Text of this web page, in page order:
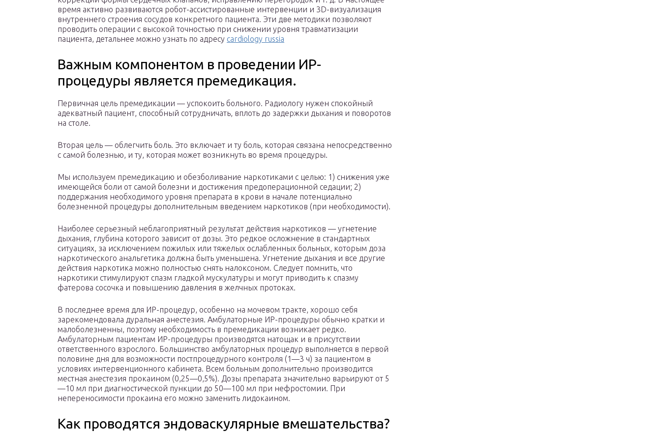
время активно развиваются робот-ассистированные интервенции и 3D-визуализация
внутреннего строения сосудов конкретного пациента. Эти две методики позволяют
проводить операции с высокой точностью при снижении уровня травматизации
пациента, детальнее можно узнать по адресу cardiology russia
Важным компонентом в проведении ИР-
процедуры является премедикация.
Первичная цель премедикации — успокоить больного. Радиологу нужен спокойный
адекватный пациент, способный сотрудничать, вплоть до задержки дыхания и поворотов
на столе.
Вторая цель — облегчить боль. Это включает и ту боль, которая связана непосредственно
с самой болезнью, и ту, которая может возникнуть во время процедуры.
Мы используем премедикацию и обезболивание наркотиками с целью: 1) снижения уже
имеющейся боли от самой болезни и достижения предоперационной седации; 2)
поддержания необходимого уровня препарата в крови в начале потенциально
болезненной процедуры дополнительным введением наркотиков (при необходимости).
Наиболее серьезный неблагоприятный результат действия наркотиков — угнетение
дыхания, глубина которого зависит от дозы. Это редкое осложнение в стандартных
ситуациях, за исключением пожилых или тяжелых ослабленных больных, которым доза
наркотического анальгетика должна быть уменьшена. Угнетение дыхания и все другие
действия наркотика можно полностью снять налоксоном. Следует помнить, что
наркотики стимулируют спазм гладкой мускулатуры и могут приводить к спазму
фатерова сосочка и повышению давления в желчных протоках.
В последнее время для ИР-процедур, особенно на мочевом тракте, хорошо себя
зарекомендовала дуральная анестезия. Амбулаторные ИР-процедуры обычно кратки и
малоболезненны, поэтому необходимость в премедикации возникает редко.
Амбулаторным пациентам ИР-процедуры производятся натощак и в присутствии
ответственного взрослого. Большинство амбулаторных процедур выполняется в первой
половине дня для возможности постпроцедурного контроля (1—3 ч) за пациентом в
условиях интервенционного кабинета. Всем больным дополнительно производится
местная анестезия прокаином (0,25—0,5%). Дозы препарата значительно варьируют от 5
—10 мл при диагностической пункции до 50—100 мл при нефростомии. При
непереносимости прокаина его можно заменить лидокаином.
Как проводятся эндоваскулярные вмешательства?